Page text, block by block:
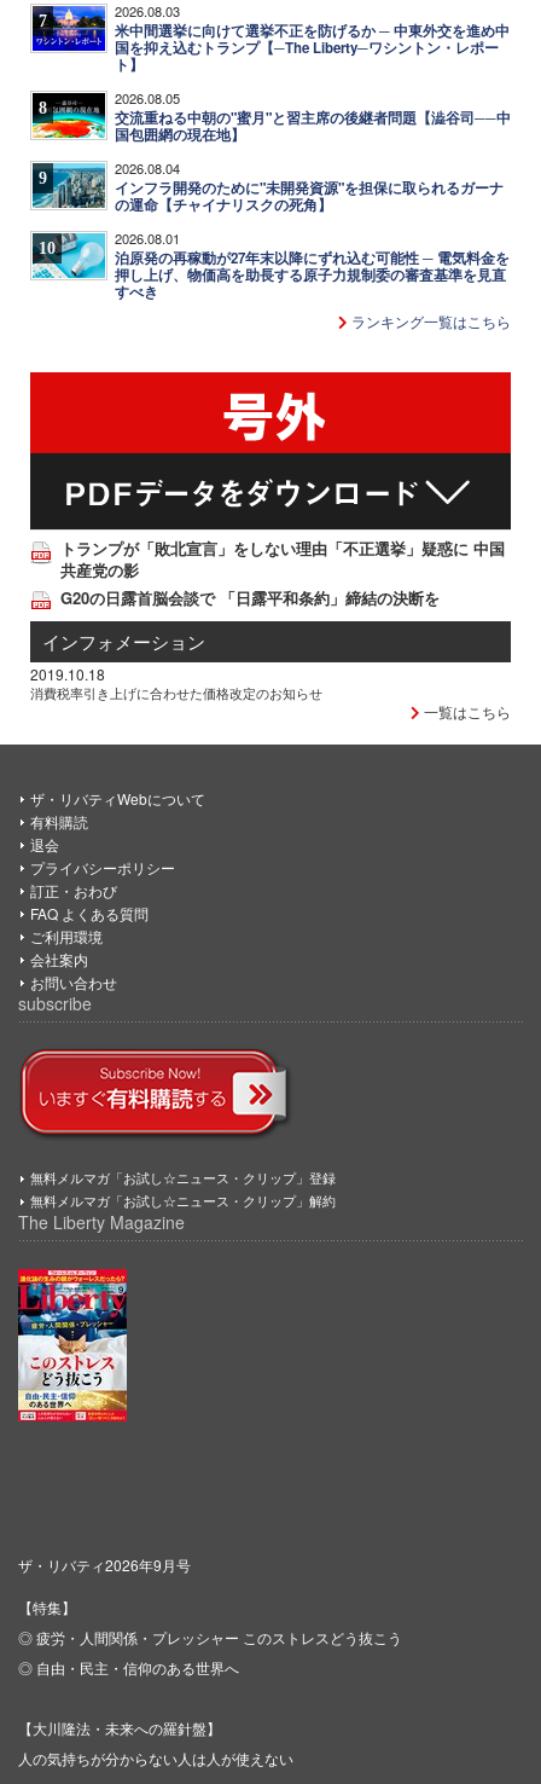
7 2026.08.03
米中間選挙に向けて選挙不正を防げるか ─ 中東外交を進め中
国を抑え込むトランプ【─The Liberty─ワシントン・レポー
ト】
8 2026.08.05
交流重ねる中朝の"蜜月"と習主席の後継者問題【澁谷司──中
国包囲網の現在地】
9 2026.08.04
インフラ開発のために"未開発資源"を担保に取られるガーナ
の運命【チャイナリスクの死角】
10 2026.08.01
泊原発の再稼動が27年末以降にずれ込む可能性 ─ 電気料金を
押し上げ、物価高を助長する原子力規制委の審査基準を見直
すべき
ランキング一覧はこちら
トランプが「敗北宣言」をしない理由「不正選挙」疑惑に 中国
共産党の影
G20の日露首脳会談で 「日露平和条約」締結の決断を
インフォメーション
2019.10.18
消費税率引き上げに合わせた価格改定のお知らせ
一覧はこちら
ザ・リバティWebについて
有料購読
退会
プライバシーポリシー
訂正・おわび
FAQ よくある質問
ご利用環境
会社案内
お問い合わせ
subscribe
無料メルマガ「お試し☆ニュース・クリップ」登録
無料メルマガ「お試し☆ニュース・クリップ」解約
The Liberty Magazine
ザ・リバティ2026年9月号
【特集】
◎ 疲労・人間関係・プレッシャー このストレスどう抜こう
◎ 自由・民主・信仰のある世界へ
【大川隆法・未来への羅針盤】
人の気持ちが分からない人は人が使えない